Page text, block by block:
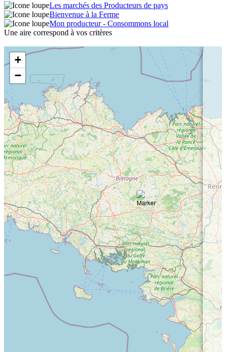
Les marchés des Producteurs de pays
Bienvenue à la Ferme
Mon producteur - Consommons local
Une aire correspond à vos critères
+
−